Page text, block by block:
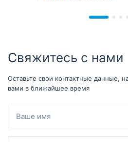
Свяжитесь с нами
Оставьте свои контактные данные,
вами в ближайшее время